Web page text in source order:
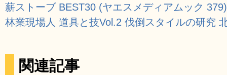
薪ストーブ BEST30 (ヤエスメディアムック 379)
林業現場人 道具と技Vol.2 伐倒スタイルの研究
関連記事